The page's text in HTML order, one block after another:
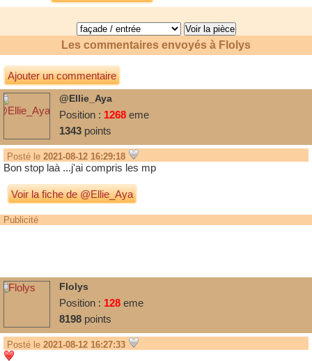
Les commentaires envoyés à Flolys
Ajouter un commentaire
@Ellie_Aya
Position : 1268 eme
1343 points
Posté le 2021-08-12 16:29:18
Bon stop laà ...j'ai compris les mp
Voir la fiche de @Ellie_Aya
Publicité
Flolys
Position : 128 eme
8198 points
Posté le 2021-08-12 16:27:33